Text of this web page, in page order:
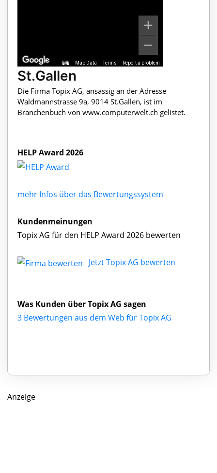
Map Data Terms Report a problem
St.Gallen
Die Firma Topix AG, ansässig an der Adresse
Waldmannstrasse 9a, 9014 St.Gallen, ist im
Branchenbuch von www.computerwelt.ch gelistet.
HELP Award 2026
mehr Infos über das Bewertungssystem
Kundenmeinungen
Topix AG für den HELP Award 2026 bewerten
Jetzt Topix AG bewerten
Was Kunden über Topix AG sagen
3 Bewertungen aus dem Web für Topix AG
Anzeige